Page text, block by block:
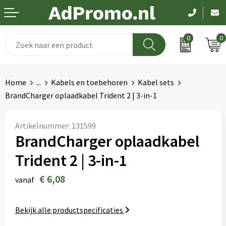
0 0
Paraplu's
Elektronica
Anti-stress
Elektronica, Gadgets en USB
Feestartikelen
Fitness
Huis, Tuin en Keuken
Bodywarmers
Caps, Hoeden en Mutsen
Handschoenen en Sjaals
Hygiëne en Persoonlijke verzorging
Jassen
Pasen
Kerst
EK en WK
Pakketten voor elke gelegenheid
Home ... Kabels en toebehoren
Kabel sets
BrandCharger oplaadkabel Trident 2 | 3-in-1
Artikelnummer: 131599
BrandCharger oplaadkabel
Trident 2 | 3-in-1
vanaf € 6,08
Bekijk alle productspecificaties